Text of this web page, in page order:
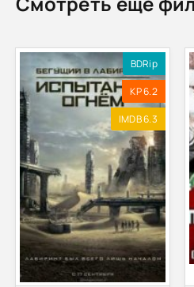
BDRip
KP 6.2
IMDB 6.3